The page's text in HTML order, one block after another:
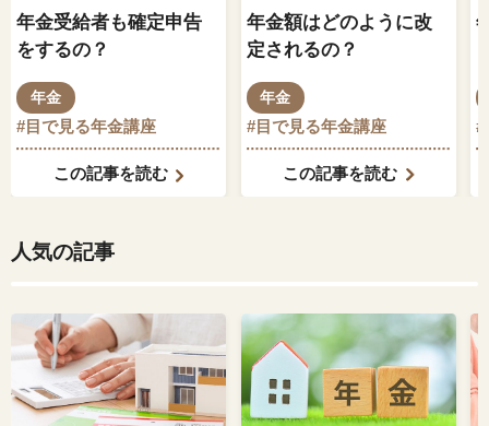
年金受給者も確定申告
をするの？
年金
#目で見る年金講座
この記事を読む
年金額はどのように改
定されるの？
年金
#目で見る年金講座
この記事を読む
#
人気の記事